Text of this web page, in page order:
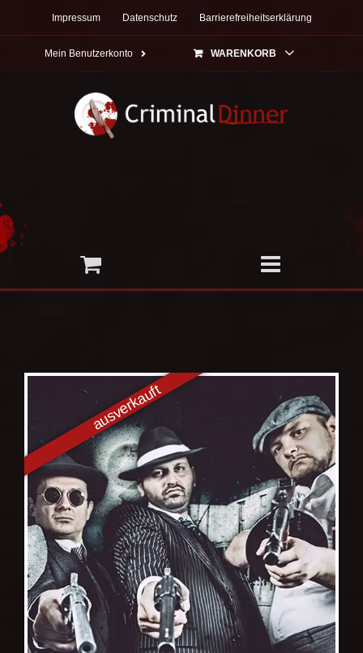
Impressum Datenschutz Barrierefreiheitserklärung
Mein Benutzerkonto WARENKORB